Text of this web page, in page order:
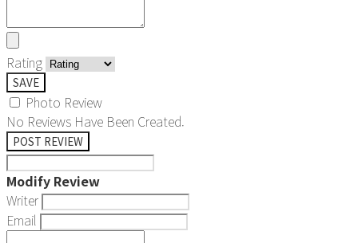
Rating
SAVE
Photo Review
No Reviews Have Been Created.
POST REVIEW
Modify Review
Writer
Email